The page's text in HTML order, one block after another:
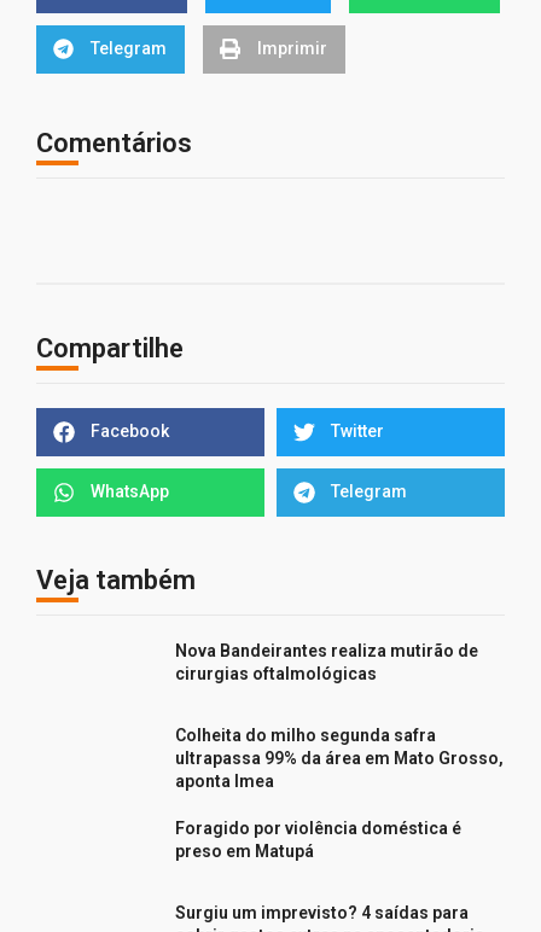
Telegram Imprimir
Comentários
Compartilhe
Facebook Twitter
WhatsApp Telegram
Veja também
Nova Bandeirantes realiza mutirão de
cirurgias oftalmológicas
Colheita do milho segunda safra
ultrapassa 99% da área em Mato Grosso,
aponta Imea
Foragido por violência doméstica é
preso em Matupá
Surgiu um imprevisto? 4 saídas para